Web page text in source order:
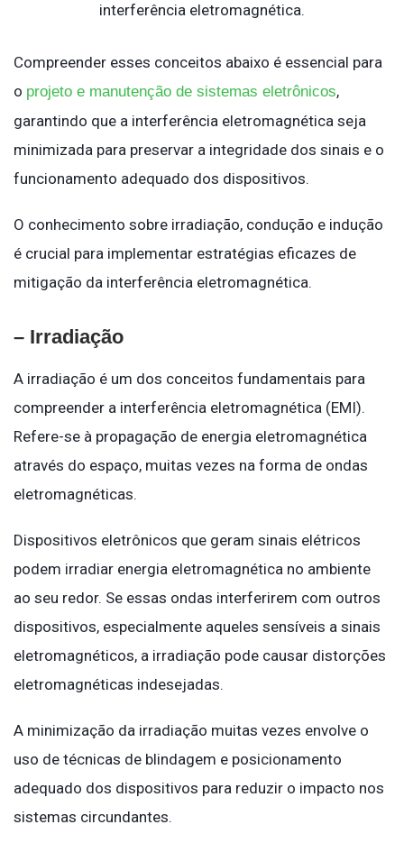
interferência eletromagnética.
Compreender esses conceitos abaixo é essencial para
o projeto e manutenção de sistemas eletrônicos,
garantindo que a interferência eletromagnética seja
minimizada para preservar a integridade dos sinais e o
funcionamento adequado dos dispositivos.
O conhecimento sobre irradiação, condução e indução
é crucial para implementar estratégias eficazes de
mitigação da interferência eletromagnética.
– Irradiação
A irradiação é um dos conceitos fundamentais para
compreender a interferência eletromagnética (EMI).
Refere-se à propagação de energia eletromagnética
através do espaço, muitas vezes na forma de ondas
eletromagnéticas.
Dispositivos eletrônicos que geram sinais elétricos
podem irradiar energia eletromagnética no ambiente
ao seu redor. Se essas ondas interferirem com outros
dispositivos, especialmente aqueles sensíveis a sinais
eletromagnéticos, a irradiação pode causar distorções
eletromagnéticas indesejadas.
A minimização da irradiação muitas vezes envolve o
uso de técnicas de blindagem e posicionamento
adequado dos dispositivos para reduzir o impacto nos
sistemas circundantes.